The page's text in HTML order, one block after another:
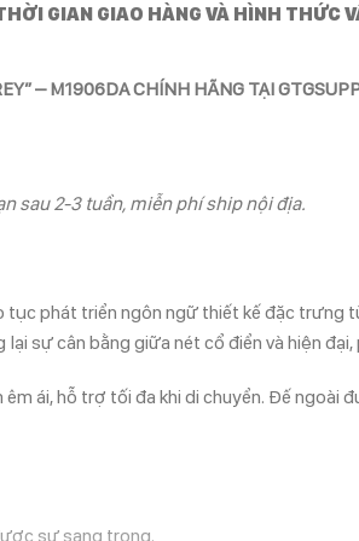
GIAN GIAO HÀNG VÀ HÌNH THỨC
– M1906DA CHÍNH HÃNG TẠI
sau 2-3 tuần, miễn phí ship nội địa.
tục phát triển ngôn ngữ thiết kế đặc
lại sự cân bằng giữa nét cổ điển và hiện
ái, hỗ trợ tối đa khi di chuyển. Đế
sự sang trọng.